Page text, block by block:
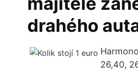
drahého
26,40,